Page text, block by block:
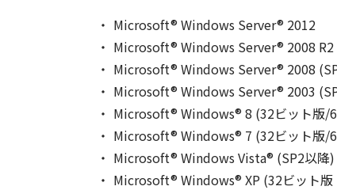
Microsoft® Windows Server® 2012
Microsoft® Windows Server® 2008 R2
Microsoft® Windows Server® 2008
Microsoft® Windows Server® 2003
Microsoft® Windows® 8 (32ビット版
Microsoft® Windows® 7 (32ビット版/
Microsoft® Windows Vista® (SP2以降)
Microsoft® Windows® XP (32ビット